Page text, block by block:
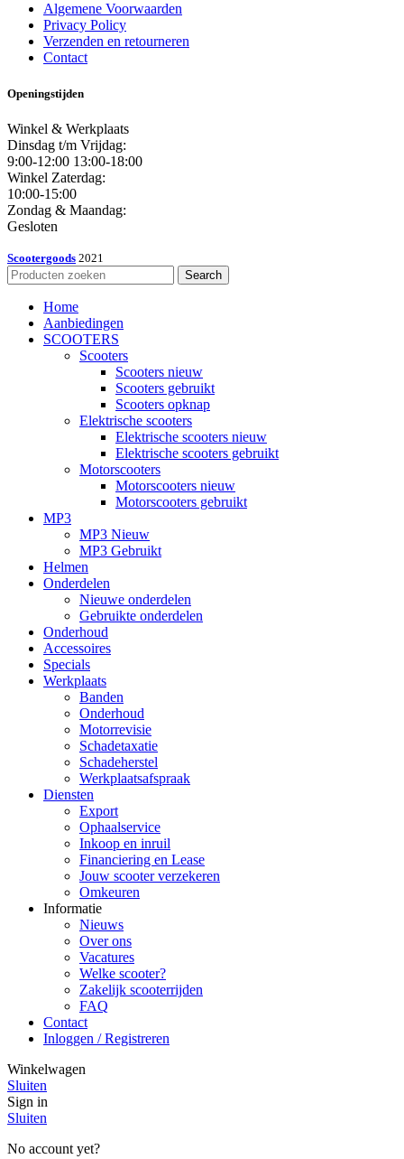
Algemene Voorwaarden
Privacy Policy
Verzenden en retourneren
Contact
Openingstijden
Winkel & Werkplaats
Dinsdag t/m Vrijdag:
9:00-12:00 13:00-18:00
Winkel Zaterdag:
10:00-15:00
Zondag & Maandag:
Gesloten
Scootergoods 2021
Search
Home
Aanbiedingen
SCOOTERS
Scooters
Scooters nieuw
Scooters gebruikt
Scooters opknap
Elektrische scooters
Elektrische scooters nieuw
Elektrische scooters gebruikt
Motorscooters
Motorscooters nieuw
Motorscooters gebruikt
MP3
MP3 Nieuw
MP3 Gebruikt
Helmen
Onderdelen
Nieuwe onderdelen
Gebruikte onderdelen
Onderhoud
Accessoires
Specials
Werkplaats
Banden
Onderhoud
Motorrevisie
Schadetaxatie
Schadeherstel
Werkplaatsafspraak
Diensten
Export
Ophaalservice
Inkoop en inruil
Financiering en Lease
Jouw scooter verzekeren
Omkeuren
Informatie
Nieuws
Over ons
Vacatures
Welke scooter?
Zakelijk scooterrijden
FAQ
Contact
Inloggen / Registreren
Winkelwagen
Sluiten
Sign in
Sluiten
No account yet?